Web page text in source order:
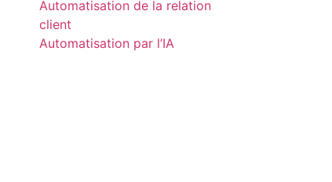
Automatisation de la relation
client
Automatisation par l’IA